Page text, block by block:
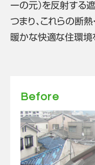
ーの元）を反射する
つまり、これらの断
暖かな快適な住環境
Before